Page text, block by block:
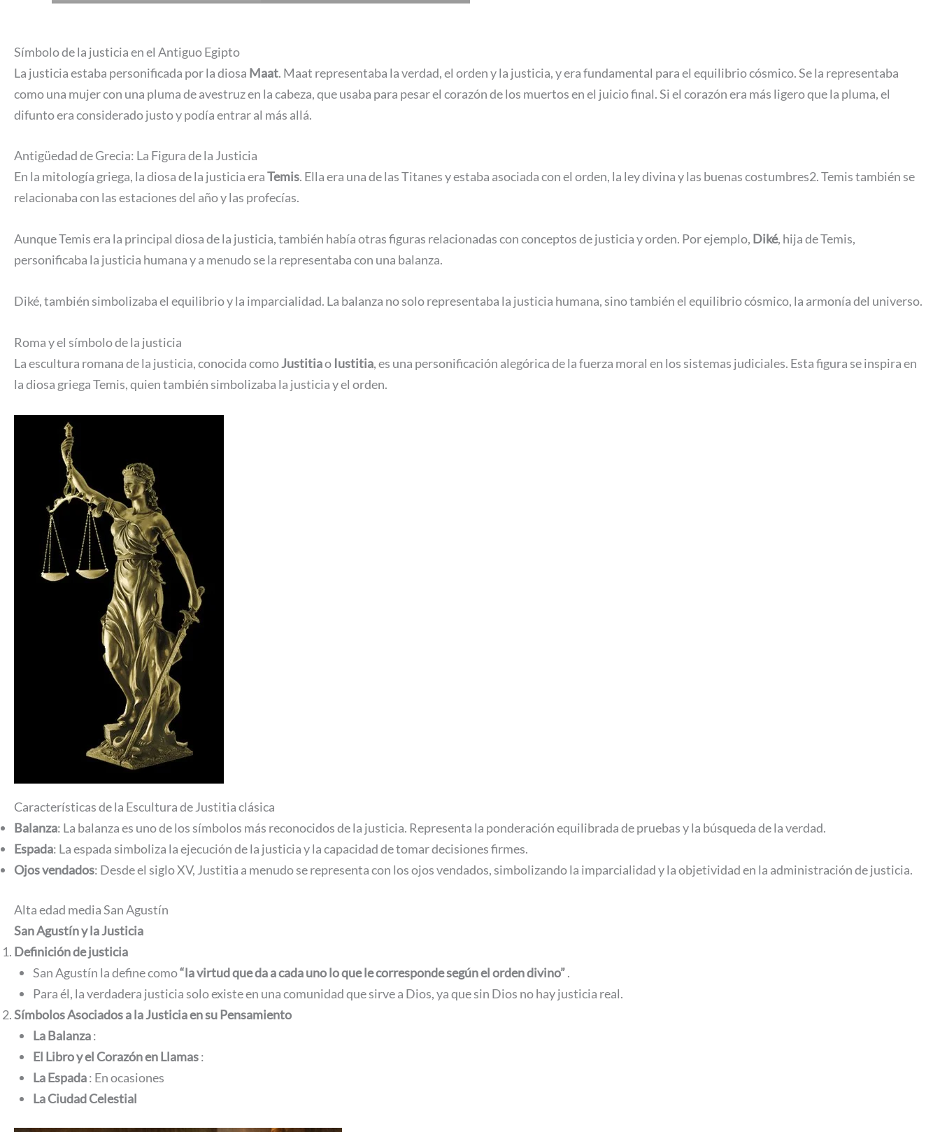
Símbolo de la justicia en el Antiguo Egipto
La justicia estaba personificada por la diosa Maat. Maat representaba la verdad, el orden y la justicia, y era fundamental para el equilibrio cósmico. Se la representaba
como una mujer con una pluma de avestruz en la cabeza, que usaba para pesar el corazón de los muertos en el juicio final. Si el corazón era más ligero que la pluma, el
difunto era considerado justo y podía entrar al más allá.
Antigüedad de Grecia: La Figura de la Justicia
En la mitología griega, la diosa de la justicia eraTemis. Ella era una de las Titanes y estaba asociada con el orden, la ley divina y las buenas costumbres2. Temis también se
relacionaba con las estaciones del año y las profecías.
Aunque Temis era la principal diosa de la justicia, también había otras figuras relacionadas con conceptos de justicia y orden. Por ejemplo, Diké, hija de Temis,
personificaba la justicia humana y a menudo se la representaba con una balanza.
Diké, también simbolizaba el equilibrio y la imparcialidad. La balanza no solo representaba la justicia humana, sino también el equilibrio cósmico, la armonía del universo.
Roma y el símbolo de la justicia
La escultura romana de la justicia, conocida comoJustitiao Iustitia, es una personificación alegórica de la fuerza moral en los sistemas judiciales. Esta figura se inspira en
la diosa griega Temis, quien también simbolizaba la justicia y el orden.
Características de la Escultura de Justitia clásica
Balanza: La balanza es uno de los símbolos más reconocidos de la justicia. Representa la ponderación equilibrada de pruebas y la búsqueda de la verdad.
Espada: La espada simboliza la ejecución de la justicia y la capacidad de tomar decisiones firmes.
Ojos vendados: Desde el siglo XV, Justitia a menudo se representa con los ojos vendados, simbolizando la imparcialidad y la objetividad en la administración de justicia.
Alta edad media San Agustín
San Agustín y la Justicia
Definición de justicia
San Agustín la define como“la virtud que da a cada uno lo que le corresponde según el orden divino”.
Para él, la verdadera justicia solo existe en una comunidad que sirve a Dios, ya que sin Dios no hay justicia real.
Símbolos Asociados a la Justicia en su Pensamiento
La Balanza:
El Libro y el Corazón en Llamas:
La Espada: En ocasiones
La Ciudad Celestial